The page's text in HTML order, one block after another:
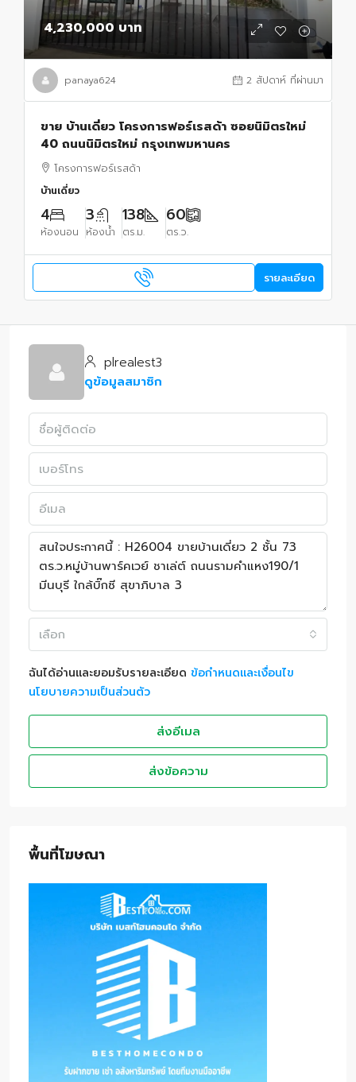
4,230,000 บาท
panaya624 2 สัปดาห์ ที่ผ่านมา
ขาย บ้านเดี่ยว โครงการฟอร์เรสด้า ซอยนิมิตรใหม่
40 ถนนนิมิตรใหม่ กรุงเทพมหานคร
โครงการฟอร์เรสด้า
บ้านเดี่ยว
4
ห้องนอน
3
ห้องน้ำ
138
ตร.ม.
60
ตร.ว.
รายละเอียด
plrealest3
ดูข้อมูลสมาชิก
เลือก
ฉันได้อ่านและยอมรับรายละเอียด ข้อกำหนดและเงื่อนไข
นโยบายความเป็นส่วนตัว
ส่งอีเมล
ส่งข้อความ
พื้นที่โฆษณา